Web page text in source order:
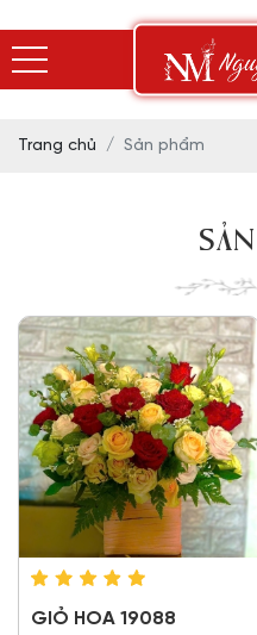
Trang chủ Sản phẩm
GIỎ HOA 19088